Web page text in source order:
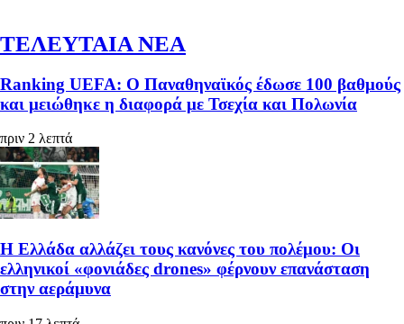
ΤΕΛΕΥΤΑΙΑ ΝΕΑ
Ranking UEFA: Ο Παναθηναϊκός έδωσε 100 βαθμούς
και μειώθηκε η διαφορά με Τσεχία και Πολωνία
πριν 2 λεπτά
Η Ελλάδα αλλάζει τους κανόνες του πολέμου: Οι
ελληνικοί «φονιάδες drones» φέρνουν επανάσταση
στην αεράμυνα